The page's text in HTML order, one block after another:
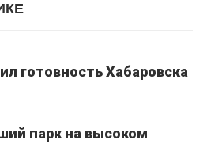
готовность Хабаровска
парк на высоком